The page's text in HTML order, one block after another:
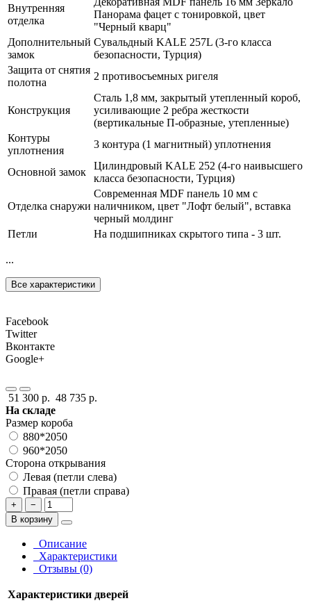
Внутренняя
отделка
Панорама фацет с тонировкой, цвет
"Черный кварц"
Дополнительный
замок
Сувальдный KALE 257L (3-го класса
безопасности, Турция)
Защита от снятия
полотна
2 противосъемных ригеля
Конструкция
Сталь 1,8 мм, закрытый утепленный короб,
усиливающие 2 ребра жесткости
(вертикальные П-образные, утепленные)
Контуры
уплотнения
3 контура (1 магнитный) уплотнения
Основной замок
Цилиндровый KALE 252 (4-го наивысшего
класса безопасности, Турция)
Отделка снаружи
Современная MDF панель 10 мм с
наличником, цвет "Лофт белый", вставка
черный молдинг
Петли
На подшипниках скрытого типа - 3 шт.
...
Все характеристики
Facebook
Twitter
Вконтакте
Google+
51 300 р. 48 735 р.
На складе
Размер короба
880*2050
960*2050
Сторона открывания
Левая (петли слева)
Правая (петли справа)
+
−
В корзину
Описание
Характеристики
Отзывы (0)
Характеристики дверей